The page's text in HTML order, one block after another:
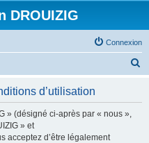
DROUIZIG
Connexion
d’utilisation
» (désigné ci-après par « nous »,
» et
acceptez d’être légalement